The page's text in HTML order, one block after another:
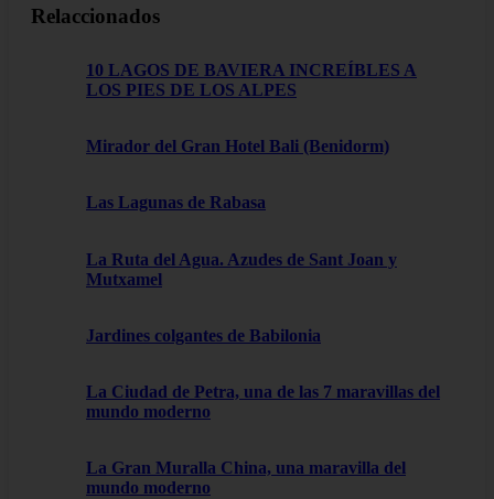
Relaccionados
10 LAGOS DE BAVIERA INCREÍBLES A
LOS PIES DE LOS ALPES
Mirador del Gran Hotel Bali (Benidorm)
Las Lagunas de Rabasa
La Ruta del Agua. Azudes de Sant Joan y
Mutxamel
Jardines colgantes de Babilonia
La Ciudad de Petra, una de las 7 maravillas del
mundo moderno
La Gran Muralla China, una maravilla del
mundo moderno